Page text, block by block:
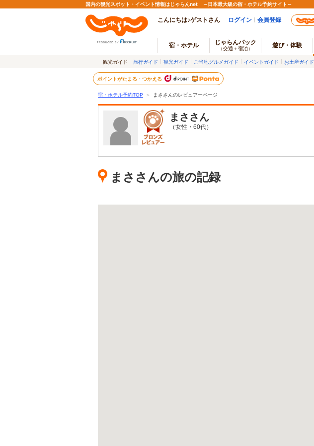
国内の観光スポット・イベント情報はじゃらんnet ～日本最大級の宿・ホテル予約サイト～
こんにちは♪ゲストさん ログイン 会員登録
宿・ホテル じゃらんパック
（交通＋宿泊） 遊び・体験
観光ガイド 旅行ガイド 観光ガイド ご当地グルメガイド イベントガイド お土産ガイド
ポイントがたまる・つかえる
宿・ホテル予約TOP ＞ まささんのレビュアーページ
まさ さん
（女性・60代）
まささんの旅の記録